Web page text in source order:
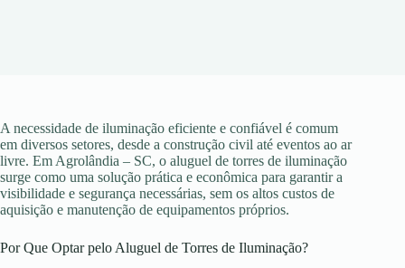
A necessidade de iluminação eficiente e confiável é comum
em diversos setores, desde a construção civil até eventos ao ar
livre. Em Agrolândia – SC, o aluguel de torres de iluminação
surge como uma solução prática e econômica para garantir a
visibilidade e segurança necessárias, sem os altos custos de
aquisição e manutenção de equipamentos próprios.
Por Que Optar pelo Aluguel de Torres de Iluminação?